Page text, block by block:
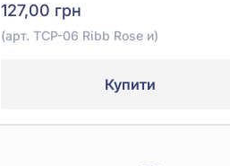
127,00 грн
(арт. TCP-06 Ribb Rose и)
Купити